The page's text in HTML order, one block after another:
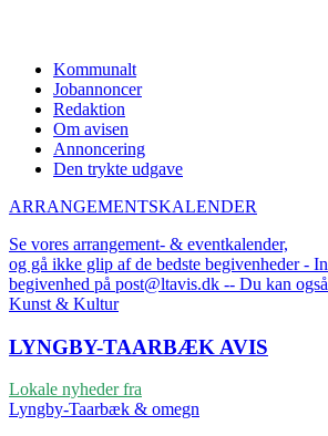
Kommunalt
Jobannoncer
Redaktion
Om avisen
Annoncering
Den trykte udgave
ARRANGEMENTSKALENDER
Se vores arrangement- & eventkalender,
og gå ikke glip af de bedste begivenheder -
begivenhed på post@ltavis.dk -- Du kan
Kunst & Kultur
LYNGBY-TAARBÆK AVIS
Lokale nyheder fra
Lyngby-Taarbæk & omegn